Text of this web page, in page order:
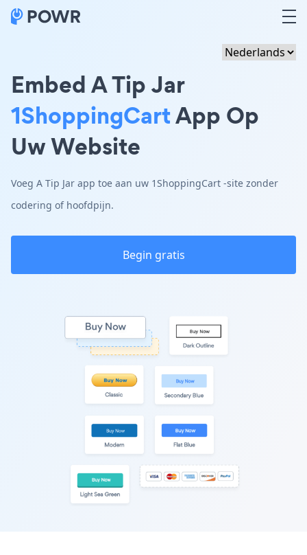
Embed A Tip Jar
1ShoppingCartApp Op
Uw Website
Voeg A Tip Jar app toe aan uw 1ShoppingCart -site zonder
codering of hoofdpijn.
Begin gratis